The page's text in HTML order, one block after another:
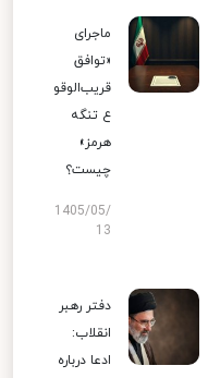
ماجرای
«توافق
قریب‌الوقو
ع تنگه
هرمز»
چیست؟
1405/05/
13
دفتر رهبر
انقلاب:
ادعا درباره